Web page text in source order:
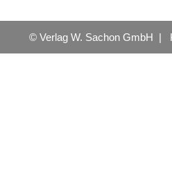
© Verlag W. Sachon GmbH |